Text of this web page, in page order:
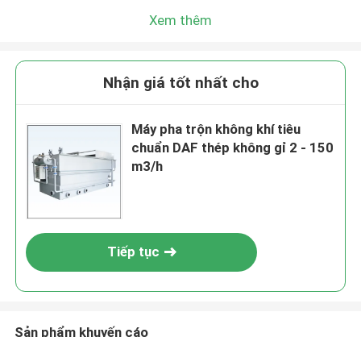
Xem thêm
Nhận giá tốt nhất cho
Máy pha trộn không khí tiêu
chuẩn DAF thép không gỉ 2 - 150
m3/h
Tiếp tục
Sản phẩm khuyến cáo